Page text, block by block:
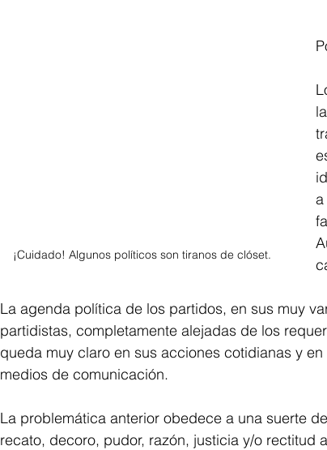
¡Cuidado! Algunos políticos son tiranos de clóset.
a
La agenda política de los partidos, en sus muy
partidistas, completamente alejadas de los
queda muy claro en sus acciones cotidianas y
medios de comunicación.
La problemática anterior obedece a una suerte
recato, decoro, pudor, razón, justicia y/o rectitud